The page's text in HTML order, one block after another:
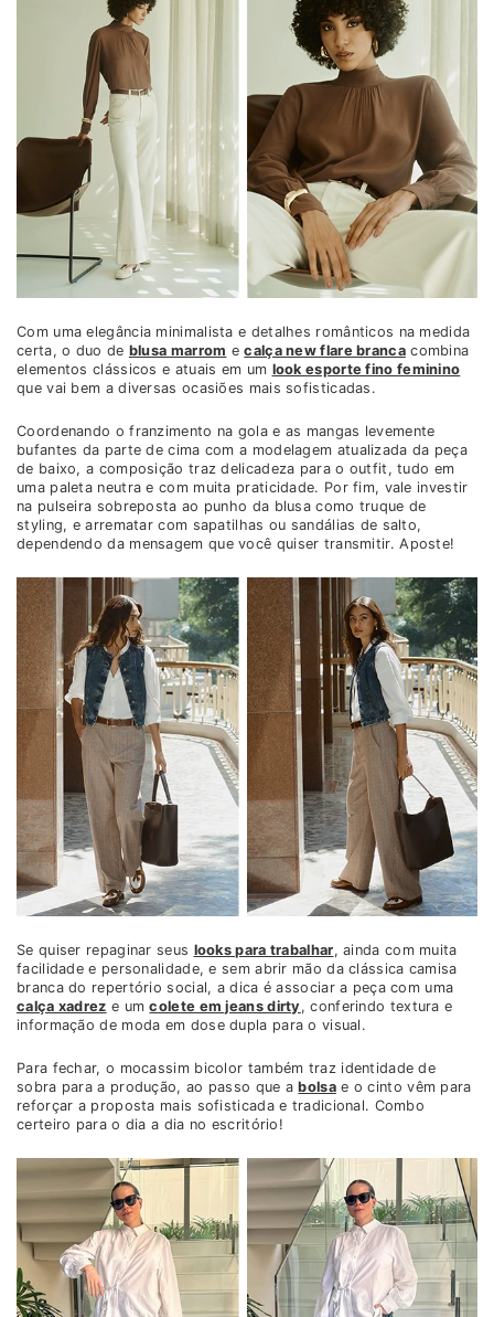
Com uma elegância minimalista e detalhes românticos na medida
certa, o duo de blusa marrom ecalça new flare brancacombina
elementos clássicos e atuais em um look esporte fino feminino
que vai bem a diversas ocasiões mais sofisticadas.
Coordenando o franzimento na gola e as mangas levemente
bufantes da parte de cima com a modelagem atualizada da peça
de baixo, a composição traz delicadeza para o outfit, tudo em
uma paleta neutra e com muita praticidade. Por fim, vale investir
na pulseira sobreposta ao punho da blusa como truque de
styling, e arrematar com sapatilhas ou sandálias de salto,
dependendo da mensagem que você quiser transmitir. Aposte!
Se quiser repaginar seus looks para trabalhar, ainda com muita
facilidade e personalidade, e sem abrir mão da clássica camisa
branca do repertório social, a dica é associar a peça com uma
calça xadrez e umcolete em jeans dirty , conferindo textura e
informação de moda em dose dupla para o visual.
Para fechar, o mocassim bicolor também traz identidade de
sobra para a produção, ao passo que abolsae o cinto vêm para
reforçar a proposta mais sofisticada e tradicional. Combo
certeiro para o dia a dia no escritório!